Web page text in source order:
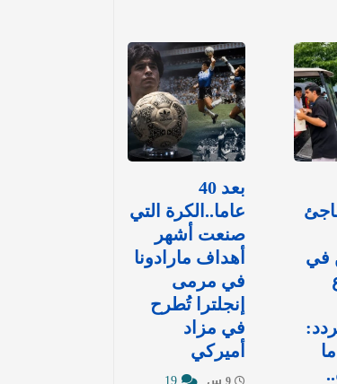
في
بعد 40
عاما..الكرة التي
صنعت أشهر
أهداف مارادونا
في مرمى
إنجلترا تُطرح
في مزاد
أميركي